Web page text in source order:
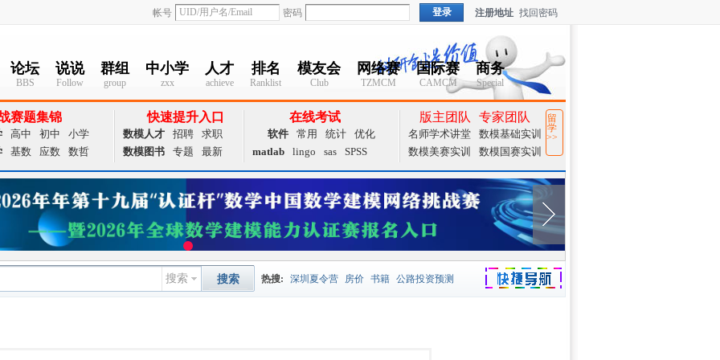
帐号 密码 登录 注册地址 找回密码
论坛
BBS
说说
Follow
群组
group
中小学
zxx
人才
achieve
排名
Ranklist
模友会
Club
网络赛
TZMCM
国际赛
CAMCM
商务
Special
赛题集锦
高中 初中
小学
基数 应数 数哲
快速提升入口
数模人才 招聘
求职
数模图书
专题 最新
在线考试
软件 常用 统计
优化
matlab
lingo sas SPSS
版主团队 专家团队
名师学术讲堂
数模基础实训
数模美赛实训
数模国赛实训
留
学
>>
捷导航
搜索 搜索 热搜: 深圳夏令营 房价 书籍 公路投资预测